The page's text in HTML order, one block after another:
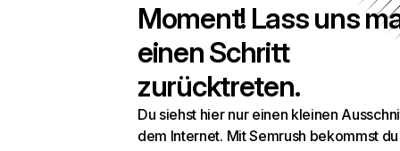
Moment! Lass uns
einen Schritt
zurücktreten.
Du siehst hier nur einen kleinen
dem Internet. Mit Semrush bekommst